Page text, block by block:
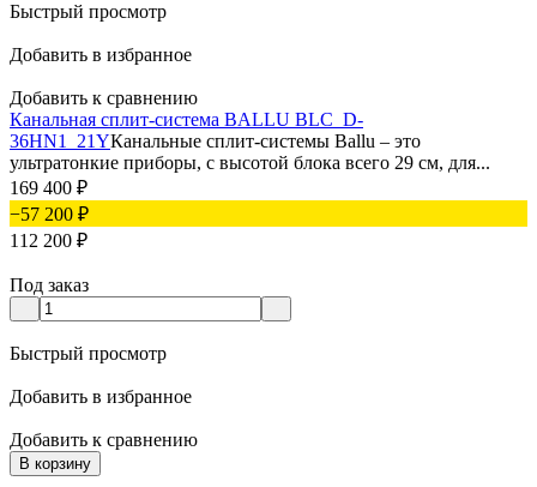
Быстрый просмотр
Добавить в избранное
Добавить к сравнению
Канальная сплит-система BALLU BLC_D-
36HN1_21YКанальные сплит-системы Ballu – это
ультратонкие приборы, с высотой блока всего 29 см, для...
169 400 ₽
−57 200 ₽
112 200 ₽
Под заказ
Быстрый просмотр
Добавить в избранное
Добавить к сравнению
В корзину